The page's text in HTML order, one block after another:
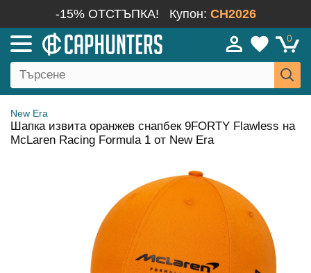
-15% ОТСТЪПКА! Купон: CH2026
0
New Era
Шапка извита оранжев снапбек 9FORTY Flawless на
McLaren Racing Formula 1 от New Era